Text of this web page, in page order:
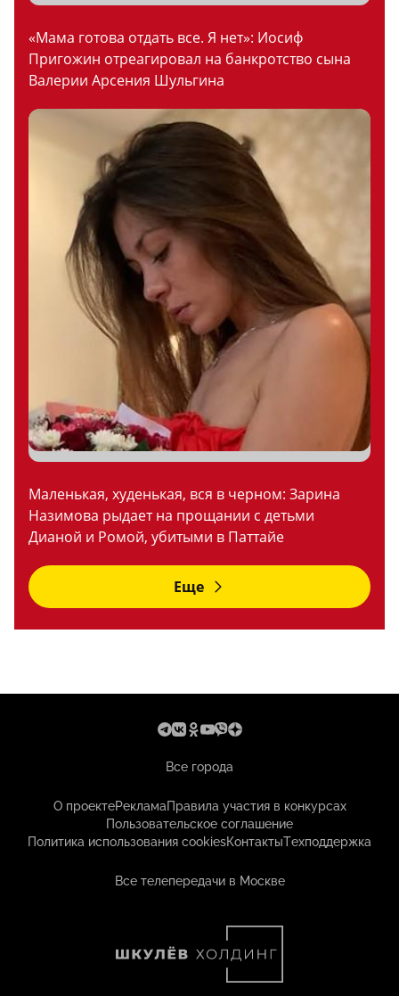
«Мама готова отдать все. Я нет»: Иосиф
Пригожин отреагировал на банкротство сына
Валерии Арсения Шульгина
Маленькая, худенькая, вся в черном: Зарина
Назимова рыдает на прощании с детьми
Дианой и Ромой, убитыми в Паттайе
Еще
Все города
О проектеРекламаПравила участия в конкурсах
Пользовательское соглашение
Политика использования cookiesКонтактыТехподдержка
Все телепередачи в Москве